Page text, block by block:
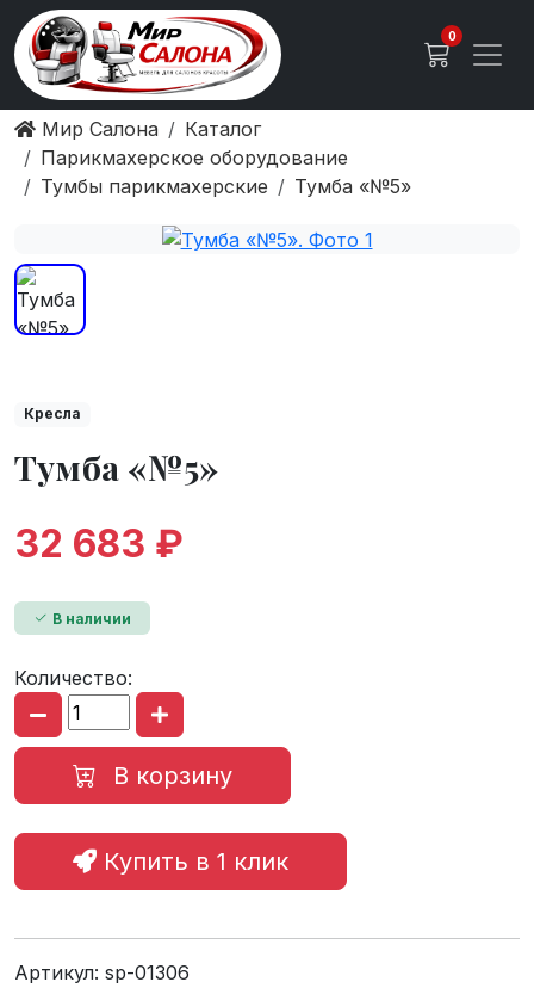
0
Мир Салона
Каталог
Парикмахерское оборудование
Тумбы парикмахерские
Тумба «№5»
Кресла
Тумба «№5»
32 683 ₽
В наличии
Количество:
В корзину
Купить в 1 клик
Артикул: sp-01306